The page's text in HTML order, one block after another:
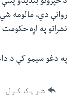
روانې دي، مالومه
نشراتو په اړه
په دغو سیمو کې د
شریک کول